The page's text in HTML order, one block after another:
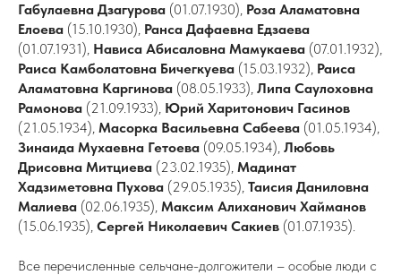
Габулаевна Дзагурова (01.07.1930), Роза Аламатовна
Елоева (15.10.1930), Ранса Дафаевна Едзаева
(01.07.1931), Нависа Абисаловна Мамукаева (07.01.1932),
Раиса Камболатовна Бичегкуева (15.03.1932), Раиса
Аламатовна Каргинова (08.05.1933), Липа Саулоховна
Рамонова (21.09.1933), Юрий Харитонович Гасинов
(21.05.1934), Масорка Васильевна Сабеева (01.05.1934),
Зинаида Мухаевна Гетоева (09.05.1934), Любовь
Дрисовна Митциева (23.02.1935), Мадинат
Хадзиметовна Пухова (29.05.1935), Таисия Даниловна
Малиева (02.06.1935), Максим Алиханович Хайманов
(15.06.1935), Сергей Николаевич Сакиев (01.07.1935).
Все перечисленные сельчане-долгожители – особые люди с